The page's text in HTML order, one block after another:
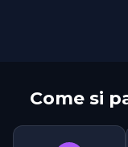
Come si